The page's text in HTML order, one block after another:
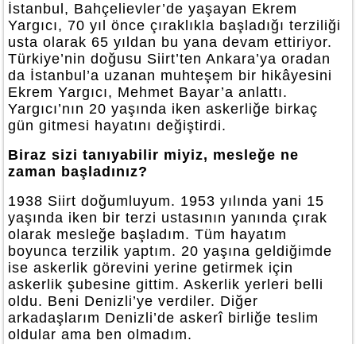
İstanbul, Bahçelievler’de yaşayan Ekrem
Yargıcı, 70 yıl önce çıraklıkla başladığı terziliği
usta olarak 65 yıldan bu yana devam ettiriyor.
Türkiye’nin doğusu Siirt’ten Ankara’ya oradan
da İstanbul’a uzanan muhteşem bir hikâyesini
Ekrem Yargıcı, Mehmet Bayar’a anlattı.
Yargıcı’nın 20 yaşında iken askerliğe birkaç
gün gitmesi hayatını değiştirdi.
Biraz sizi tanıyabilir miyiz, mesleğe ne
zaman başladınız?
1938 Siirt doğumluyum. 1953 yılında yani 15
yaşında iken bir terzi ustasının yanında çırak
olarak mesleğe başladım. Tüm hayatım
boyunca terzilik yaptım. 20 yaşına geldiğimde
ise askerlik görevini yerine getirmek için
askerlik şubesine gittim. Askerlik yerleri belli
oldu. Beni Denizli’ye verdiler. Diğer
arkadaşlarım Denizli’de askerî birliğe teslim
oldular ama ben olmadım.